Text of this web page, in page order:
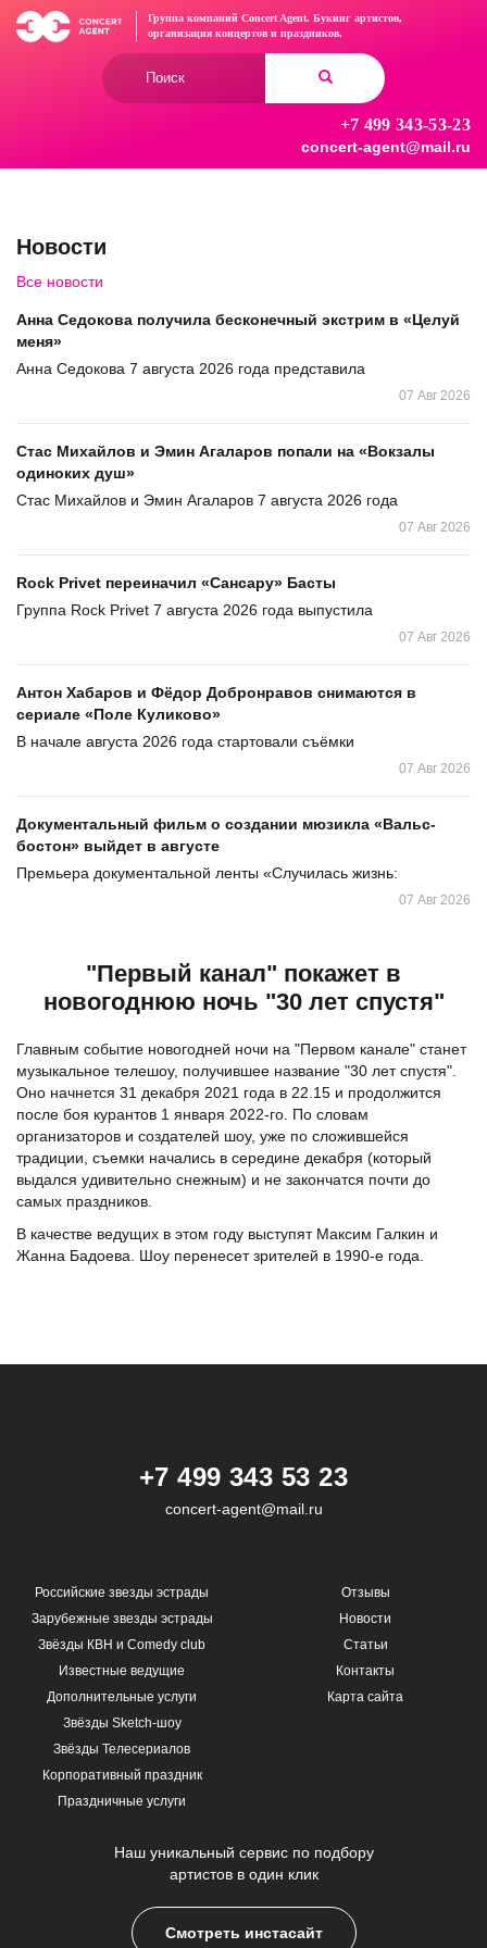
Перейти
Группа компаний Concert Agent. Букинг артистов,
организация концертов и праздников.
+7 499 343-53-23
concert-agent@mail.ru
Новости
Все новости
Анна Седокова получила бесконечный экстрим в «Целуй
меня»
Анна Седокова 7 августа 2026 года представила
07 Авг 2026
Стас Михайлов и Эмин Агаларов попали на «Вокзалы
одиноких душ»
Стас Михайлов и Эмин Агаларов 7 августа 2026 года
07 Авг 2026
Rock Privet переиначил «Сансару» Басты
Группа Rock Privet 7 августа 2026 года выпустила
07 Авг 2026
Антон Хабаров и Фёдор Добронравов снимаются в
сериале «Поле Куликово»
В начале августа 2026 года стартовали съёмки
07 Авг 2026
Документальный фильм о создании мюзикла «Вальс-
бостон» выйдет в августе
Премьера документальной ленты «Случилась жизнь:
07 Авг 2026
"Первый канал" покажет в
новогоднюю ночь "30 лет спустя"
Главным событие новогодней ночи на "Первом канале" станет
музыкальное телешоу, получившее название "30 лет спустя".
Оно начнется 31 декабря 2021 года в 22.15 и продолжится
после боя курантов 1 января 2022-го. По словам
организаторов и создателей шоу, уже по сложившейся
традиции, съемки начались в середине декабря (который
выдался удивительно снежным) и не закончатся почти до
самых праздников.
В качестве ведущих в этом году выступят Максим Галкин и
Жанна Бадоева. Шоу перенесет зрителей в 1990-е года.
+7 499 343 53 23
concert-agent@mail.ru
Российские звезды эстрады
Зарубежные звезды эстрады
Звёзды КВН и Comedy club
Известные ведущие
Дополнительные услуги
Звёзды Sketch-шоу
Звёзды Телесериалов
Корпоративный праздник
Праздничные услуги
Отзывы
Новости
Статьи
Контакты
Карта сайта
Наш уникальный сервис по подбору
артистов в один клик
Смотреть инстасайт